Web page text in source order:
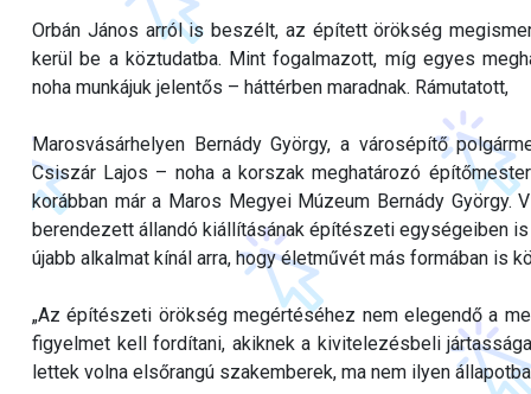
Orbán János arról is beszélt, az épített örökség
kerül be a köztudatba. Mint fogalmazott, míg egyes
noha munkájuk jelentős – háttérben maradnak. Rámutatott,
Marosvásárhelyen Bernády György, a városépítő
Csiszár Lajos – noha a korszak meghatározó
korábban már a Maros Megyei Múzeum Bernády
berendezett állandó kiállításának építészeti egységeiben
újabb alkalmat kínál arra, hogy életművét más formában is
„Az építészeti örökség megértéséhez nem elegendő a
figyelmet kell fordítani, akiknek a kivitelezésbeli
lettek volna elsőrangú szakemberek, ma nem ilyen